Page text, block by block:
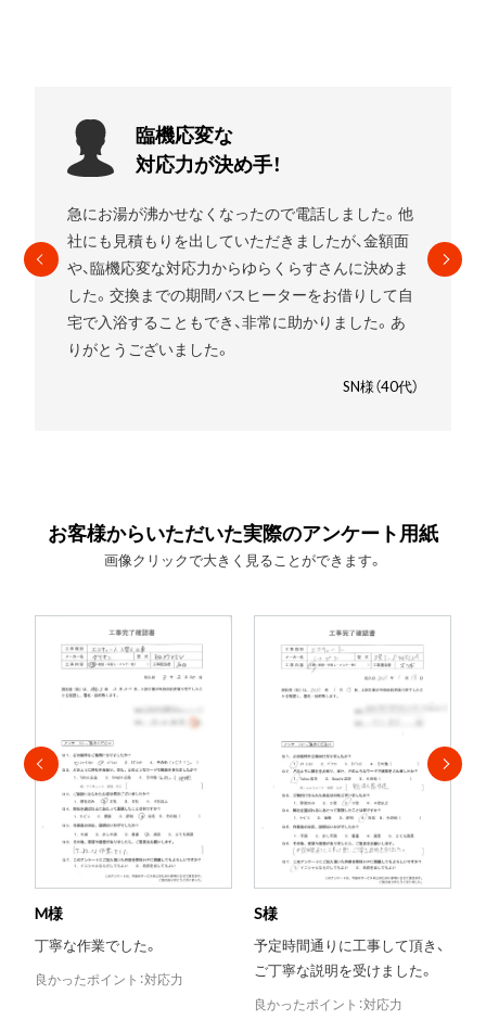
お願いして
良かったです!
エコキュートを使用していましたがガスの給湯器に
したいことをお伝えするとすぐに段取りを組んでく
れました。高いものを売りつけられるんじゃないか
と少し心配でしたが、ゆらくらすさんにお願いして
良かったです。笑
お客様からいただいた実際のアンケート用紙
画像クリックで大きく見ることができます。
S様
予定時間通りに工事して頂き、
ご丁寧な説明を受けました。
T様
当日対応がとても助かりまし
た。
良かったポイント：評判